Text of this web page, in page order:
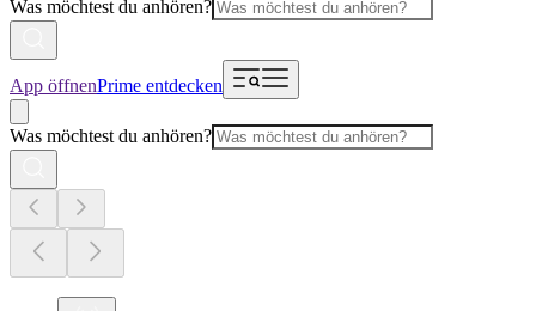
Was möchtest du anhören?
App öffnenPrime entdecken
Was möchtest du anhören?